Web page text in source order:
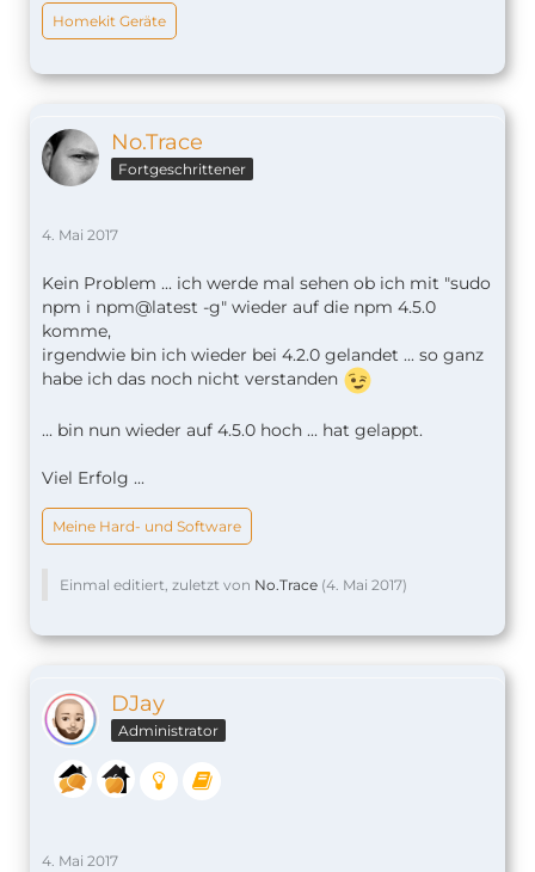
Homekit Geräte
No.Trace
Fortgeschrittener
4. Mai 2017
Kein Problem ... ich werde mal sehen ob ich mit "sudo
npm i npm@latest -g" wieder auf die npm 4.5.0
komme,
irgendwie bin ich wieder bei 4.2.0 gelandet ... so ganz
habe ich das noch nicht verstanden
... bin nun wieder auf 4.5.0 hoch ... hat gelappt.
Viel Erfolg ...
Meine Hard- und Software
Einmal editiert, zuletzt von No.Trace (4. Mai 2017)
DJay
Administrator
4. Mai 2017